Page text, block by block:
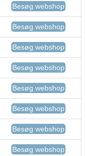
Besøg webshop
Besøg webshop
Besøg webshop
Besøg webshop
Besøg webshop
Besøg webshop
Besøg webshop
Besøg webshop